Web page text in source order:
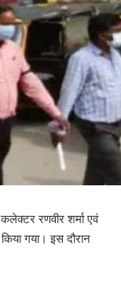
रणवीर शर्मा एवं
गया। इस दौरान